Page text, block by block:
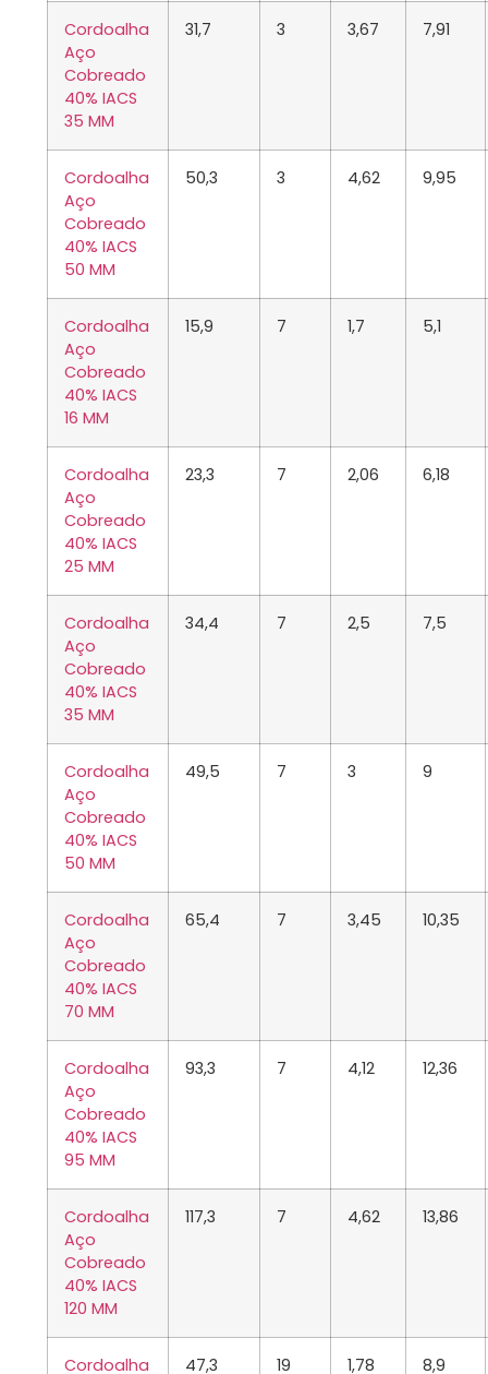
Cordoalha
Aço
Cobreado
40% IACS
35 MM
31,7 3 3,67 7,91
Cordoalha
Aço
Cobreado
40% IACS
50 MM
50,3 3 4,62 9,95
Cordoalha
Aço
Cobreado
40% IACS
16 MM
15,9 7 1,7 5,1
Cordoalha
Aço
Cobreado
40% IACS
25 MM
23,3 7 2,06 6,18
Cordoalha
Aço
Cobreado
40% IACS
35 MM
34,4 7 2,5 7,5
Cordoalha
Aço
Cobreado
40% IACS
50 MM
49,5 7 3 9
Cordoalha
Aço
Cobreado
40% IACS
70 MM
65,4 7 3,45 10,35
Cordoalha
Aço
Cobreado
40% IACS
95 MM
93,3 7 4,12 12,36
Cordoalha
Aço
Cobreado
40% IACS
120 MM
117,3 7 4,62 13,86
Cordoalha 47,3 19 1,78 8,9